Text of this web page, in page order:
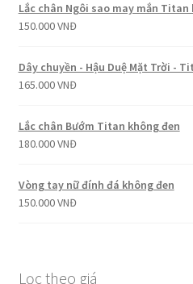
Lắc chân Ngôi sao may mắn Titan
150.000VNĐ
Dây chuyền - Hậu Duệ Mặt Trời -
165.000VNĐ
Lắc chân Bướm Titan không đen
180.000VNĐ
Vòng tay nữ đính đá không đen
150.000VNĐ
Lọc theo giá